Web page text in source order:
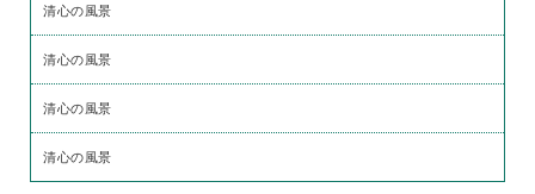
清心の風景
清心の風景
清心の風景
清心の風景